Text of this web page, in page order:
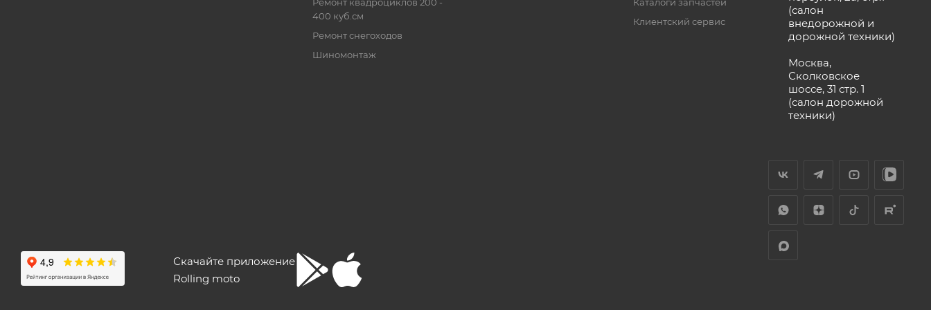
400 куб.см
Ремонт снегоходов
Шиномонтаж
Клиентский сервис
(салон
внедорожной и
дорожной техники)
Москва,
Сколковское
шоссе, 31 стр. 1
(салон дорожной
техники)
Скачайте приложение
Rolling moto